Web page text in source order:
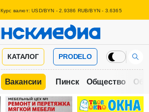
Курс валют: USD/BYN - 2.9386 RUB/BYN - 3.6365
КАТАЛОГ PRODELO
Вакансии Пинск Общество